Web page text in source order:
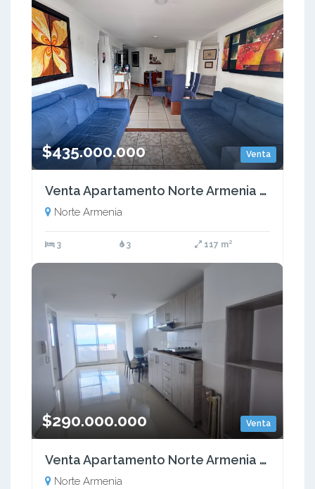
Venta
$435.000.000
Venta Apartamento Norte Armenia Quindío Colombia COD: 9615464
Norte Armenia
3 3 117 m²
Venta
$290.000.000
Venta Apartamento Norte Armenia Quindío - Colombia COD: 9304923
Norte Armenia